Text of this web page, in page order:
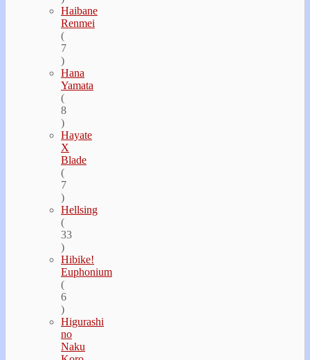
Haibane
Renmei
(
7
)
Hana
Yamata
(
8
)
Hayate
Х
Blade
(
7
)
Hellsing
(
33
)
Hibike!
Euphonium
(
6
)
Higurashi
no
Naku